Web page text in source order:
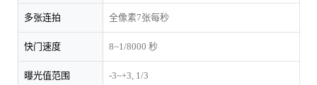
多张连拍 全像素7张每秒
快门速度 8~1/8000 秒
曝光值范围 -3~+3, 1/3